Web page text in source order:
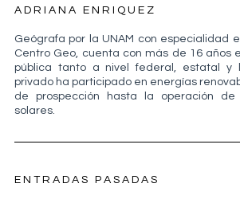
ADRIANA ENRIQUEZ
Geógrafa por la UNAM con especialidad
Centro Geo, cuenta con más de 16 años
pública tanto a nivel federal, estatal y
privado ha participado en energías
de prospección hasta la operación de
solares.
ENTRADAS PASADAS